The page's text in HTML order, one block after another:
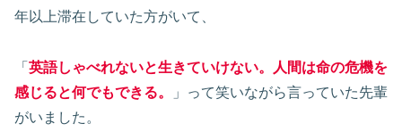
年以上滞在していた方がいて、
「 英語しゃべれないと生きていけない。人間は命の危機を
感じると何でもできる。
」って笑いながら言っていた先輩
がいました。